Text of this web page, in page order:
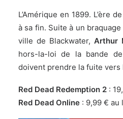
L’Amérique en 1899. L’ère
à sa fin. Suite à un
ville de Blackwater, Arthur
hors-la-loi de la bande de
doivent prendre la fuite vers
Red Dead Redemption 2 :
Red Dead Online : 9,99 € au